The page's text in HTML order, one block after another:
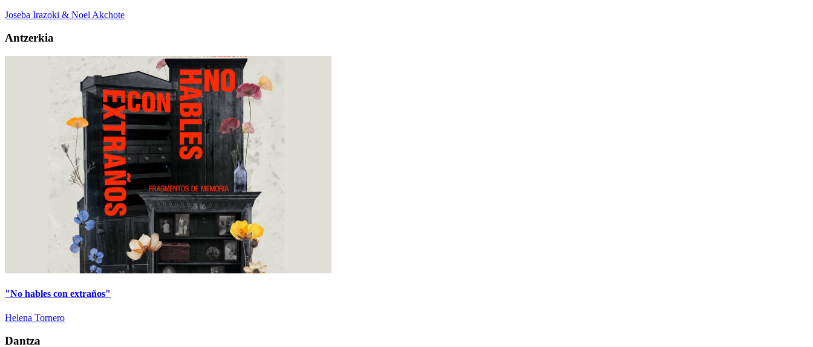
Joseba Irazoki & Noel Akchote
Antzerkia
"No hables con extraños"
Helena Tornero
Dantza